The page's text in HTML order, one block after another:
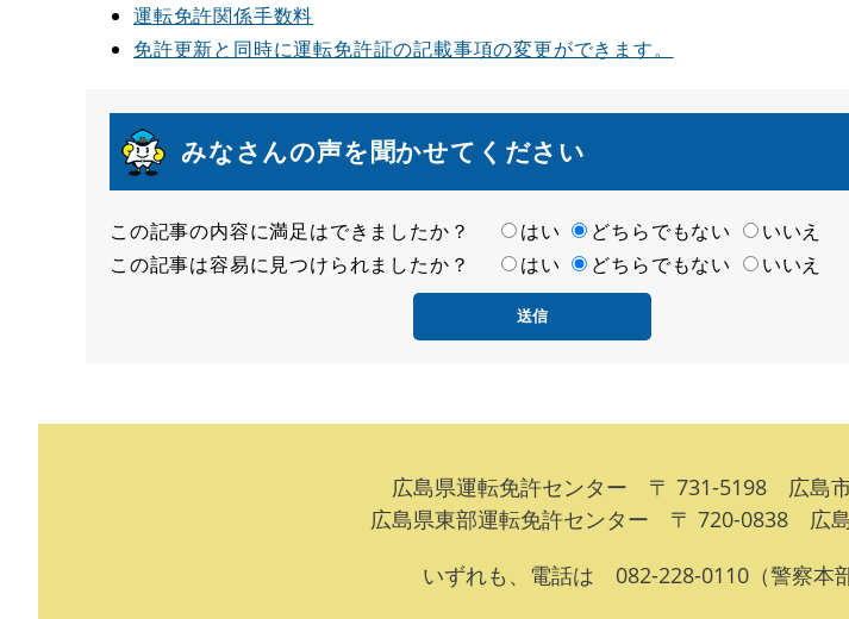
運転免許関係手数料
免許更新と同時に運転免許証の記載事項の変更ができます。
みなさんの声を聞かせてください
満
足
この記事の内容に満足はできましたか？ はい どちらでもない
いいえ
容
この記事は容易に見つけられましたか？ はい どちらでもない いいえ
広島県運転免許センター 〒 731-5198 広島
広島県東部運転免許センター 〒 720-0838 広
いずれも、電話は 082-228-0110（警察本